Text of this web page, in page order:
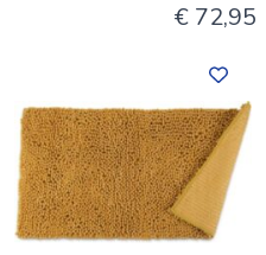
€ 72,95